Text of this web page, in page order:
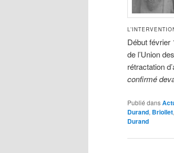
Début février
de l’Union
rétractation
confirmé
Publié dans
Durand, Briollet,
Durand